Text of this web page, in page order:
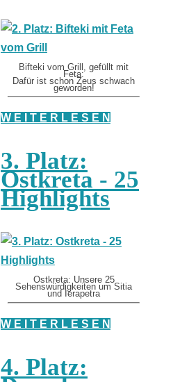
Bifteki vom Grill, gefüllt mit
Feta:
Dafür ist schon Zeus schwach
geworden!
W E I T E R L E S E N
3. Platz:
Ostkreta - 25
Highlights
Ostkreta: Unsere 25
Sehenswürdigkeiten um Sitia
und Ierapetra
W E I T E R L E S E N
4. Platz: